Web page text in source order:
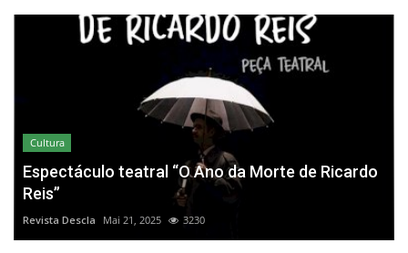
Cultura
Espectáculo teatral “O Ano da Morte de Ricardo
Reis”
Revista Descla Mai 21, 2025 3230